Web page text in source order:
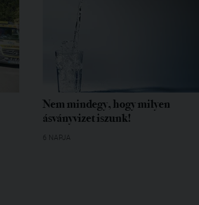
Nem mindegy, hogy milyen
ásványvizet iszunk!
6 NAPJA